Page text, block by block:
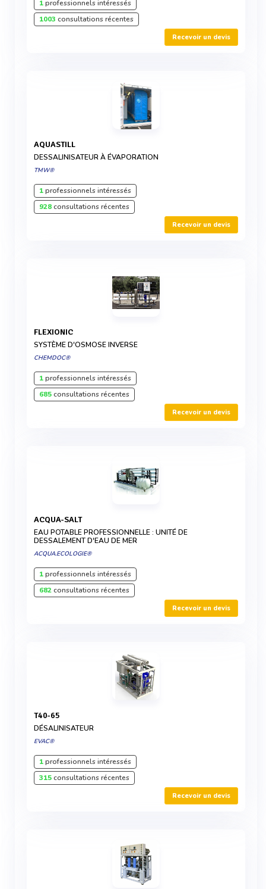
1professionnels intéressés
1003 consultations récentes
Recevoir un devis
AQUASTILL
DESSALINISATEUR À ÉVAPORATION
TMW®
1professionnels intéressés
928consultations récentes
Recevoir un devis
FLEXIONIC
SYSTÈME D'OSMOSE INVERSE
CHEMDOC®
1professionnels intéressés
685consultations récentes
Recevoir un devis
ACQUA-SALT
EAU POTABLE PROFESSIONNELLE : UNITÉ DE
DESSALEMENT D'EAU DE MER
ACQUA.ECOLOGIE®
1professionnels intéressés
682consultations récentes
Recevoir un devis
T40-65
DÉSALINISATEUR
EVAC®
1professionnels intéressés
315consultations récentes
Recevoir un devis